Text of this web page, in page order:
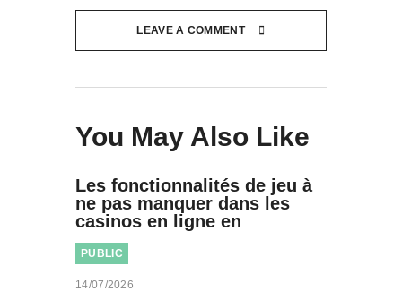
LEAVE A COMMENT
You May Also Like
Les fonctionnalités de jeu à
ne pas manquer dans les
casinos en ligne en
PUBLIC
14/07/2026